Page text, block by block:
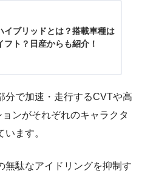
イブリッドとは？搭載車種は
フト？日産からも紹介！
分で加速・走行するCVTや高
ンがそれぞれのキャラクタ
ます。
無駄なアイドリングを抑制す